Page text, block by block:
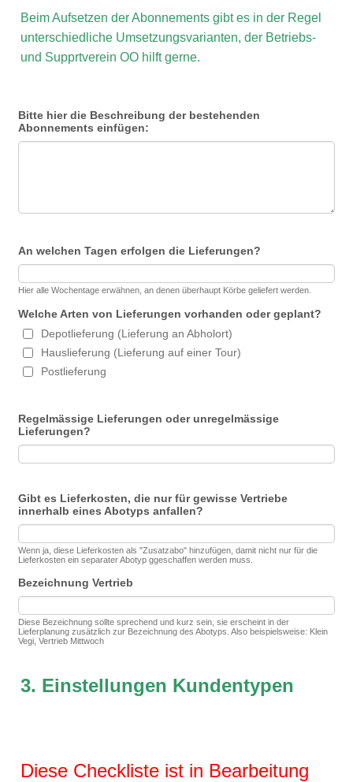
Beim Aufsetzen der Abonnements gibt es in der Regel
unterschiedliche Umsetzungsvarianten, der Betriebs-
und Supprtverein OO hilft gerne.
Bitte hier die Beschreibung der bestehenden
Abonnements einfügen:
An welchen Tagen erfolgen die Lieferungen?
Hier alle Wochentage erwähnen, an denen überhaupt Körbe geliefert werden.
Welche Arten von Lieferungen vorhanden oder geplant?
Depotlieferung (Lieferung an Abholort)
Hauslieferung (Lieferung auf einer Tour)
Postlieferung
Regelmässige Lieferungen oder unregelmässige
Lieferungen?
Gibt es Lieferkosten, die nur für gewisse Vertriebe
innerhalb eines Abotyps anfallen?
Wenn ja, diese Lieferkosten als "Zusatzabo" hinzufügen, damit nicht nur für die
Lieferkosten ein separater Abotyp ggeschaffen werden muss.
Bezeichnung Vertrieb
Diese Bezeichnung sollte sprechend und kurz sein, sie erscheint in der
Lieferplanung zusätzlich zur Bezeichnung des Abotyps. Also beispielsweise: Klein
Vegi, Vertrieb Mittwoch
3. Einstellungen Kundentypen
Diese Checkliste ist in Bearbeitung